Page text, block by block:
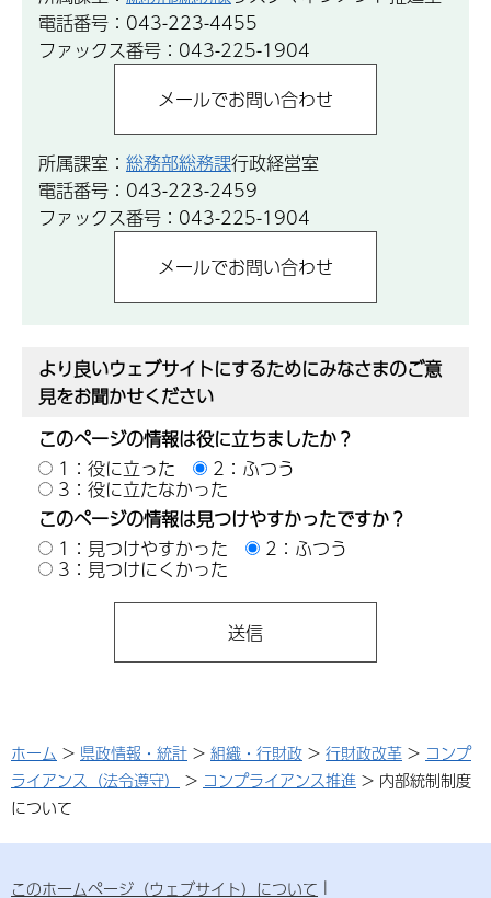
電話番号：043-223-4455
ファックス番号：043-225-1904
所属課室： 総務部総務課行政経営室
電話番号：043-223-2459
ファックス番号：043-225-1904
より良いウェブサイトにするためにみなさまのご意
見をお聞かせください
このページの情報は役に立ちましたか？
1：役に立った
2：ふつう
3：役に立たなかった
このページの情報は見つけやすかったですか？
1：見つけやすかった
2：ふつう
3：見つけにくかった
ホーム > 県政情報・統計 > 組織・行財政 > 行財政改革 > コンプ
ライアンス（法令遵守）
> コンプライアンス推進 > 内部統制制度
について
このホームページ（ウェブサイト）について